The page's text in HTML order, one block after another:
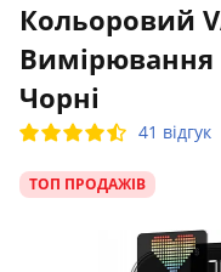
Кольоровий
Вимірювання
Чорні
41 відгук
ТОП ПРОДАЖІВ